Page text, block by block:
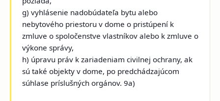
g) vyhlásenie nadobúdateľa bytu alebo
nebytového priestoru v dome o pristúpení k
zmluve o spoločenstve vlastníkov alebo k zmluve o
výkone správy,
h) úpravu práv k zariadeniam civilnej ochrany, ak
sú také objekty v dome, po predchádzajúcom
súhlase príslušných orgánov. 9a)